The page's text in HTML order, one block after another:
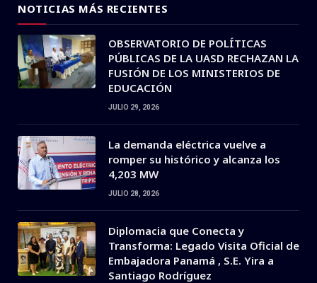
NOTICIAS MÁS RECIENTES
OBSERVATORIO DE POLÍTICAS
PÚBLICAS DE LA UASD RECHAZAN LA
FUSIÓN DE LOS MINISTERIOS DE
EDUCACIÓN
JULIO 29, 2026
La demanda eléctrica vuelve a
romper su histórico y alcanza los
4,203 MW
JULIO 28, 2026
Diplomacia que Conecta y
Transforma: Legado Visita Oficial de
Embajadora Panamá , S.E. Yira a
Santiago Rodríguez